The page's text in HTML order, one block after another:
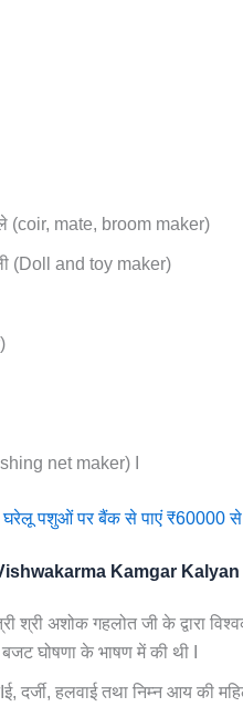
(coir, mate, broom maker)
(Doll and toy maker)
net maker) I
पशुओं पर बैंक से पाएं ₹60000 से
Kamgar Kalyan
श्री अशोक गहलोत जी के द्वारा
घोषणा के भाषण में की थी I
दर्जी, हलवाई तथा निम्न आय की